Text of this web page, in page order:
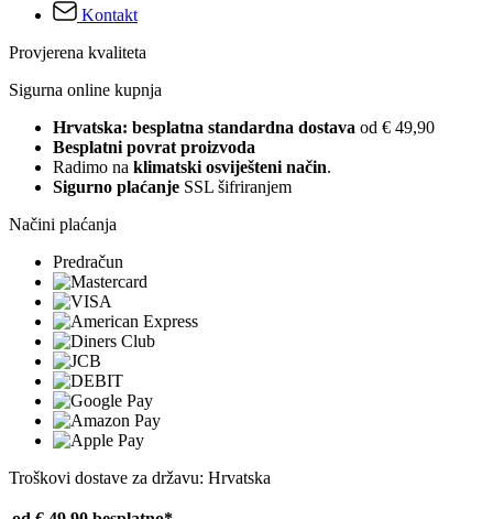
Kontakt
Provjerena kvaliteta
Sigurna online kupnja
Hrvatska: besplatna standardna dostava od € 49,90
Besplatni povrat proizvoda
Radimo na klimatski osviješteni način.
Sigurno plaćanje SSL šifriranjem
Načini plaćanja
Predračun
Troškovi dostave za državu: Hrvatska